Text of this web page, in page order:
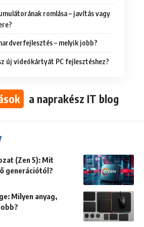
romlása – javítás vagy
– melyik jobb?
új videókártyát PC fejlesztéshez?
a naprakész IT blog
(Zen 5): Mit
generációtól?
Milyen anyag,